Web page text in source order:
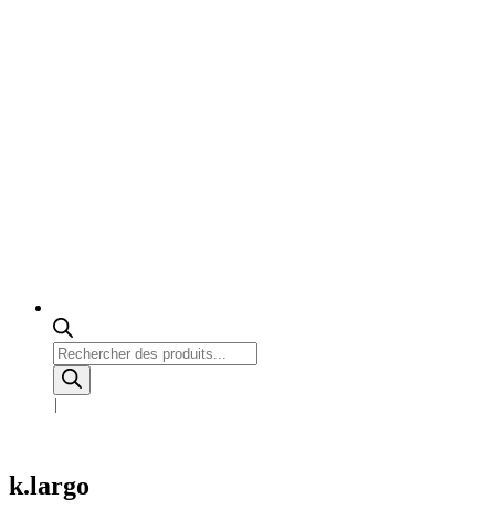
Recherche
de
produits
k.largo